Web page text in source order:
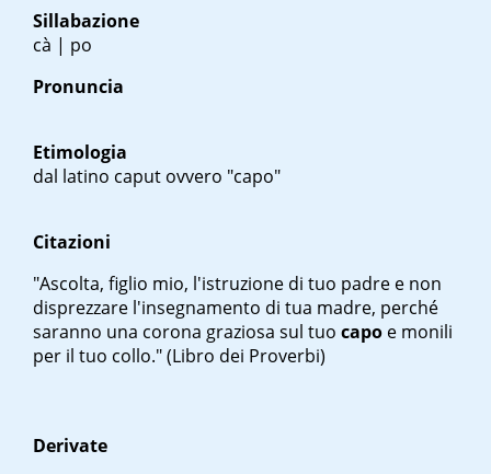
Sillabazione
cà | po
Pronuncia
Etimologia
dal latino caput ovvero "capo"
Citazioni
"Ascolta, figlio mio, l'istruzione di tuo padre e non
disprezzare l'insegnamento di tua madre, perché
saranno una corona graziosa sul tuo capo e monili
per il tuo collo." (Libro dei Proverbi)
Derivate